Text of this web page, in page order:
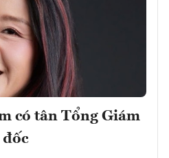
có tân Tổng Giám
đốc